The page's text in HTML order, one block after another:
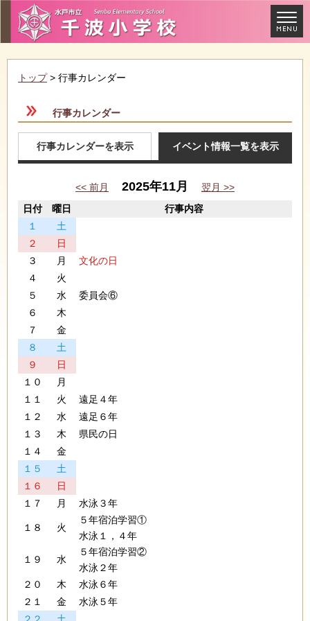
トップ> 行事カレンダー
行事カレンダー
行事カレンダーを表示 イベント情報一覧を表示
<< 前月 2025年11月
翌月 >>
日付
曜日
行事内容
１
土
２
日
３
月
文化の日
４
火
５
水
委員会⑥
６
木
７
金
８
土
９
日
１０
月
１１
火
遠足４年
１２
水
遠足６年
１３
木
県民の日
１４
金
１５
土
１６
日
１７
月 水泳３年
１８ 火
５年宿泊学習①
水泳１，４年
１９ 水
５年宿泊学習②
水泳２年
２０
木
水泳６年
２１
金
水泳５年